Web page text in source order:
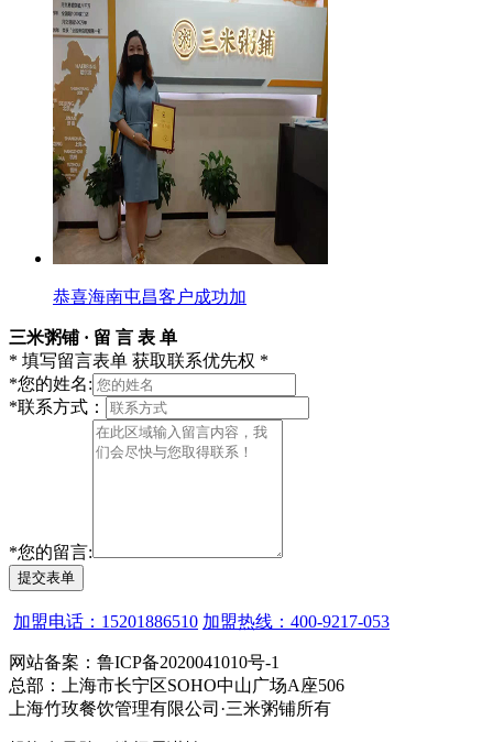
恭喜海南屯昌客户成功加
三米粥铺 · 留 言 表 单
* 填写留言表单 获取联系优先权 *
*您的姓名:
*联系方式：
*您的留言:
提交表单
加盟电话：15201886510 加盟热线：400-9217-053
网站备案：鲁ICP备2020041010号-1
总部：上海市长宁区SOHO中山广场A座506
上海竹玫餐饮管理有限公司·三米粥铺所有